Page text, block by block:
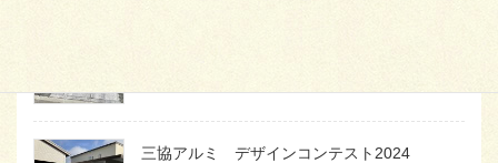
三協アルミ デザインコンテスト2024